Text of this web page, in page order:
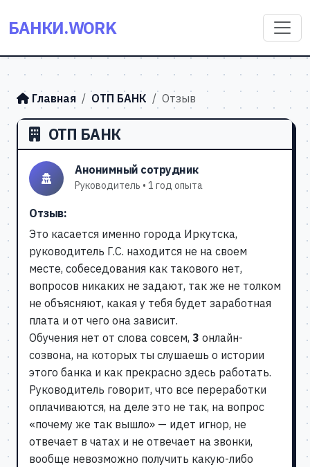
БАНКИ.WORK
Главная ОТП БАНК Отзыв
ОТП БАНК
Анонимный сотрудник
Руководитель • 1 год опыта
Отзыв:
Это касается именно города Иркутска,
руководитель Г.С. находится не на своем
месте, собеседования как такового нет,
вопросов никаких не задают, так же не толком
не объясняют, какая у тебя будет заработная
плата и от чего она зависит.
Обучения нет от слова совсем, 3 онлайн-
созвона, на которых ты слушаешь о истории
этого банка и как прекрасно здесь работать.
Руководитель говорит, что все переработки
оплачиваются, на деле это не так, на вопрос
«почему же так вышло» — идет игнор, не
отвечает в чатах и не отвечает на звонки,
вообще невозможно получить какую-либо